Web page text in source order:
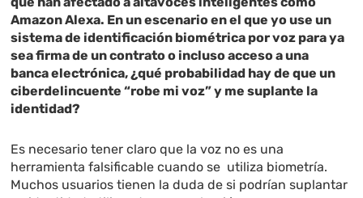
Amazon Alexa. En un escenario en el que yo use un
sistema de identificación biométrica por voz para ya
sea firma de un contrato o incluso acceso a una
banca electrónica, ¿qué probabilidad hay de que un
ciberdelincuente “robe mi voz” y me suplante la
identidad?
Es necesario tener claro que la voz no es una
herramienta falsificable cuando se utiliza biometría.
Muchos usuarios tienen la duda de si podrían suplantar